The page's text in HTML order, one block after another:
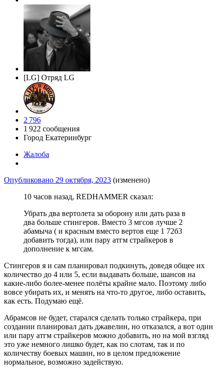
[LG] Отряд LG
2 796
1 922 сообщения
Город Екатеринбург
Жалоба
Опубликовано 29 октября, 2023 (изменено)
10 часов назад, REDHAMMER сказал:
Убрать два вертолета за оборону или дать раза в
два больше стингеров. Вместо 3 мгсов лучше 2
абамыча ( и красным вместо вертов еще 1 72б3
добавить тогда), или пару атгм страйкеров в
дополнение к мгсам.
Стингеров я и сам планировал подкинуть, доведя общее их
количество до 4 или 5, если выдавать больше, шансов на
какие-либо более-менее полёты крайне мало. Поэтому либо
вовсе убирать их, и менять на что-то другое, либо оставить,
как есть. Подумаю ещё.
Абрамсов не будет, старался сделать только страйкера, при
создании планировал дать джавелин, но отказался, а вот один
или пару атгм страйкеров можно добавить, но на мой взгляд
это уже немного лишко будет, как по слотам, так и по
количеству боевых машин, но в целом предложение
нормальное, возможно задействую.